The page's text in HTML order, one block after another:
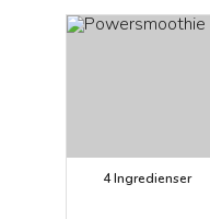
4Ingredienser